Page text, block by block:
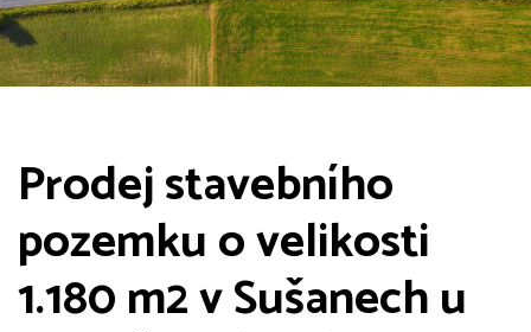
Prodej stavebního
pozemku o velikosti
1.180 m2 v Sušanech u